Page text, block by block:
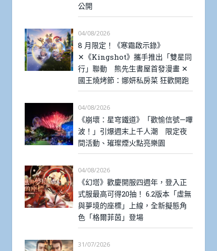
公開
04/08/2026
8 月限定！《寒霜啟示錄》
✕《Kingshot》攜手推出「雙星同
行」聯動 熊先生書屋首發漫畫 ✕
國王燒烤節：娜妍私房菜 狂歡開跑
04/08/2026
《崩壞：星穹鐵道》「歡愉信號—嗶
波！」引爆週末上千人潮 限定夜
間活動、璀璨煙火點亮樂園
04/08/2026
《幻塔》歡慶開服四週年，登入正
式服最高可得20抽！ 6.2版本「虛無
與夢境的座標」上線，全新擬態角
色「格爾菲茵」登場
31/07/2026